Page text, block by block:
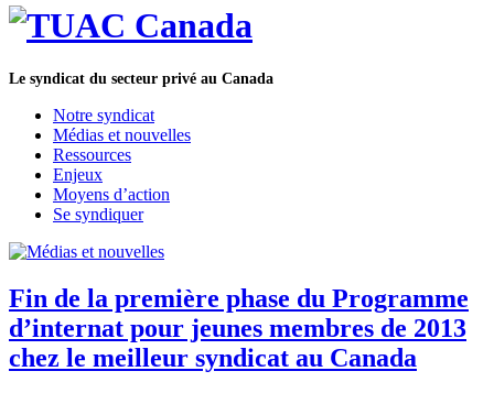
Le syndicat du secteur privé au Canada
Notre syndicat
Médias et nouvelles
Ressources
Enjeux
Moyens d’action
Se syndiquer
Fin de la première phase du Programme
d’internat pour jeunes membres de 2013
chez le meilleur syndicat au Canada